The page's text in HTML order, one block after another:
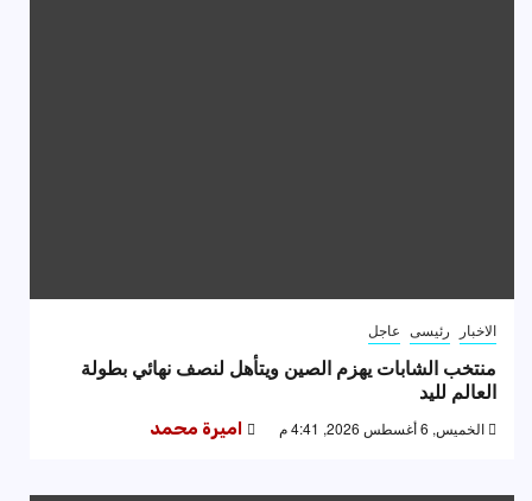
الاخبار رئيسى عاجل
منتخب الشابات يهزم الصين ويتأهل لنصف نهائي بطولة
العالم لليد
الخميس, 6 أغسطس 2026, 4:41 م اميرة محمد